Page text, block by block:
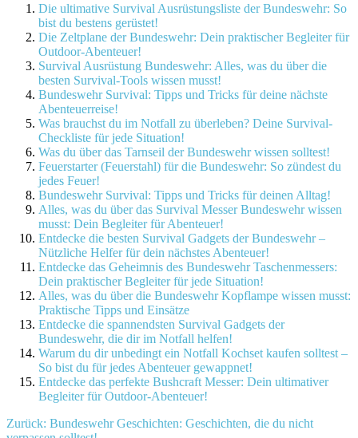
Die ultimative Survival Ausrüstungsliste der Bundeswehr: So
bist du bestens gerüstet!
Die Zeltplane der Bundeswehr: Dein praktischer Begleiter für
Outdoor-Abenteuer!
Survival Ausrüstung Bundeswehr: Alles, was du über die
besten Survival-Tools wissen musst!
Bundeswehr Survival: Tipps und Tricks für deine nächste
Abenteuerreise!
Was brauchst du im Notfall zu überleben? Deine Survival-
Checkliste für jede Situation!
Was du über das Tarnseil der Bundeswehr wissen solltest!
Feuerstarter (Feuerstahl) für die Bundeswehr: So zündest du
jedes Feuer!
Bundeswehr Survival: Tipps und Tricks für deinen Alltag!
Alles, was du über das Survival Messer Bundeswehr wissen
musst: Dein Begleiter für Abenteuer!
Entdecke die besten Survival Gadgets der Bundeswehr –
Nützliche Helfer für dein nächstes Abenteuer!
Entdecke das Geheimnis des Bundeswehr Taschenmessers:
Dein praktischer Begleiter für jede Situation!
Alles, was du über die Bundeswehr Kopflampe wissen musst:
Praktische Tipps und Einsätze
Entdecke die spannendsten Survival Gadgets der
Bundeswehr, die dir im Notfall helfen!
Warum du dir unbedingt ein Notfall Kochset kaufen solltest –
So bist du für jedes Abenteuer gewappnet!
Entdecke das perfekte Bushcraft Messer: Dein ultimativer
Begleiter für Outdoor-Abenteuer!
Beitragsnavigation
Zurück: Bundeswehr Geschichten: Geschichten, die du nicht